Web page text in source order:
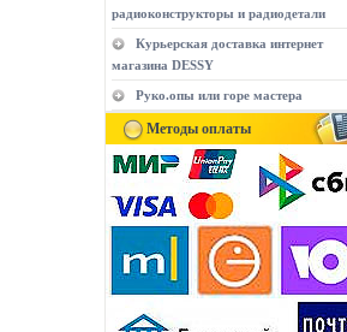
радиоконструкторы и радиодетали
Курьерская доставка интернет
магазина DESSY
Руко.опы или горе мастера
Методы оплаты